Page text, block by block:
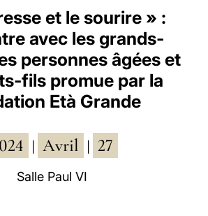
ESPAÑOL
DEUTSCH
POLSKI
العربيّة
et le sourire » :
avec les grands-
personnes âgées et
fils promue par la
Età Grande
Avril 27
Salle Paul VI